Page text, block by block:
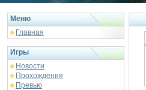
Меню
Главная
Игры
Новости
Прохождения
Превью